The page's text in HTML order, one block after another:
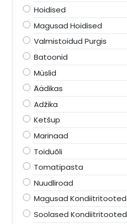
Hoidised
Magusad Hoidised
Valmistoidud Purgis
Batoonid
Müslid
Äädikas
Adžika
Ketšup
Marinaad
Toiduõli
Tomatipasta
Nuudliroad
Magusad Kondiitritooted
Soolased Kondiitritooted